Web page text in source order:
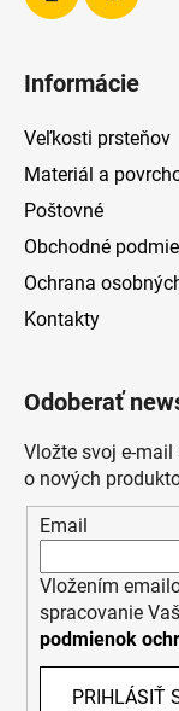
Informácie
Veľkosti prsteňov
Materiál a
Poštovné
Obchodné
Ochrana
Kontakty
Odoberať
Vložte svoj e-
o nových
Email
Vložením
spracovanie
podmienok
PRIHLÁSIŤ